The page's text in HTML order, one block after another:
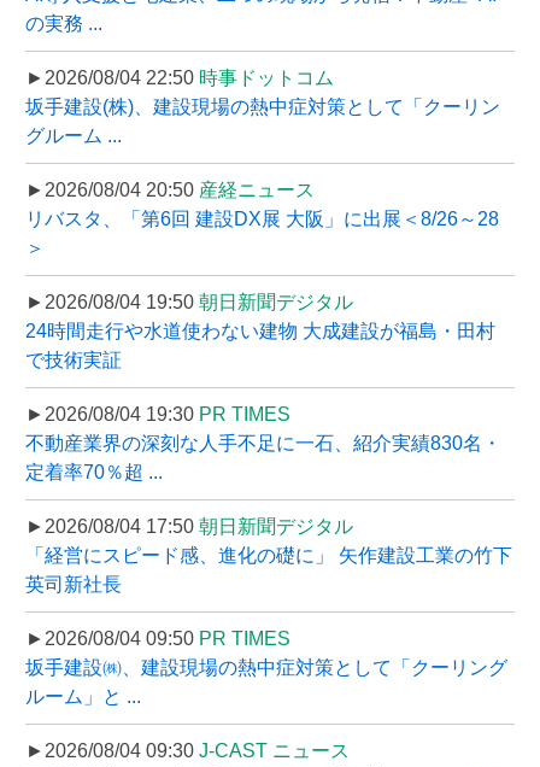
の実務 ...
►2026/08/04 22:50 時事ドットコム
坂手建設(株)、建設現場の熱中症対策として「クーリン
グルーム ...
►2026/08/04 20:50 産経ニュース
リバスタ、「第6回 建設DX展 大阪」に出展＜8/26～28
＞
►2026/08/04 19:50 朝日新聞デジタル
24時間走行や水道使わない建物 大成建設が福島・田村
で技術実証
►2026/08/04 19:30 PR TIMES
不動産業界の深刻な人手不足に一石、紹介実績830名・
定着率70％超 ...
►2026/08/04 17:50 朝日新聞デジタル
「経営にスピード感、進化の礎に」 矢作建設工業の竹下
英司新社長
►2026/08/04 09:50 PR TIMES
坂手建設㈱、建設現場の熱中症対策として「クーリング
ルーム」と ...
►2026/08/04 09:30 J-CAST ニュース